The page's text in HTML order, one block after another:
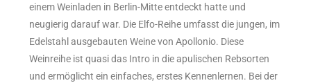
einem Weinladen in Berlin-Mitte entdeckt hatte und
neugierig darauf war. Die Elfo-Reihe umfasst die jungen, im
Edelstahl ausgebauten Weine von Apollonio. Diese
Weinreihe ist quasi das Intro in die apulischen Rebsorten
und ermöglicht ein einfaches, erstes Kennenlernen. Bei der